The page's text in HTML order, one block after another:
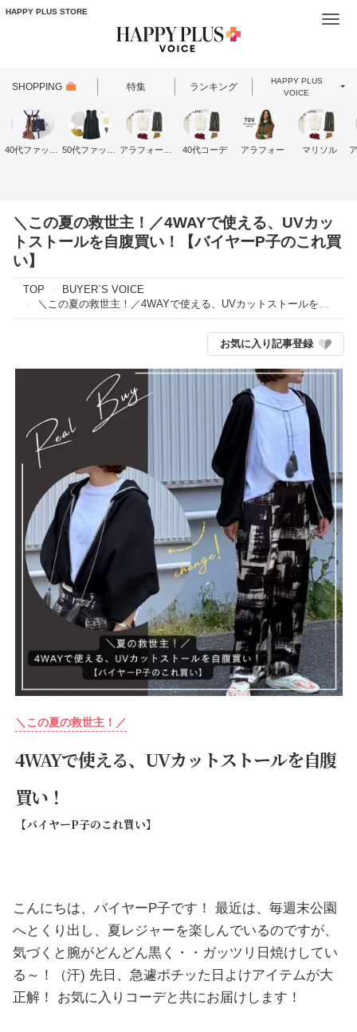
HAPPY PLUS STORE
SHOPPING 特集 ランキング
HAPPY PLUS
VOICE
40代コーデ アラフォー マリソル
＼この夏の救世主！／4WAYで使える、UVカッ
トストールを自腹買い！【バイヤーP子のこれ買
い】
TOP
BUYER`S VOICE
＼この夏の救世主！／4WAYで使える、UVカットストールを自腹買い！【バイヤーP子のこれ買い】
お気に入り記事登録
＼この夏の救世主！／
4WAYで使える、UVカットストールを自腹
買い！
【バイヤーP子のこれ買い】
こんにちは、バイヤーP子です！ 最近は、毎週末公園
へとくり出し、夏レジャーを楽しんでいるのですが、
気づくと腕がどんどん黒く・・ガッツリ日焼けしてい
る～！（汗) 先日、急遽ポチッた日よけアイテムが大
正解！ お気に入りコーデと共にお届けします！